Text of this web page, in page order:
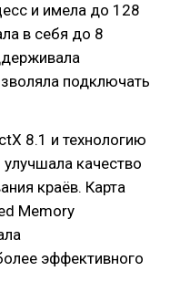
и имела до 128
в себя до 8
подключать
8.1 и технологию
качество
краёв. Карта
Memory
эффективного